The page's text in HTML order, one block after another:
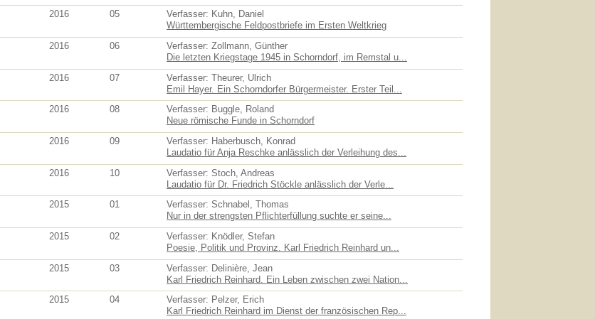
2016 05
Verfasser: Kuhn, Daniel
Württembergische Feldpostbriefe im Ersten Weltkrieg
2016 06
Verfasser: Zollmann, Günther
Die letzten Kriegstage 1945 in Schorndorf, im Remstal u...
2016 07
Verfasser: Theurer, Ulrich
Emil Hayer. Ein Schorndorfer Bürgermeister. Erster Teil...
2016 08
Verfasser: Buggle, Roland
Neue römische Funde in Schorndorf
2016 09
Verfasser: Haberbusch, Konrad
Laudatio für Anja Reschke anlässlich der Verleihung des...
2016 10
Verfasser: Stoch, Andreas
Laudatio für Dr. Friedrich Stöckle anlässlich der Verle...
2015 01
Verfasser: Schnabel, Thomas
Nur in der strengsten Pflichterfüllung suchte er seine...
2015 02
Verfasser: Knödler, Stefan
Poesie, Politik und Provinz. Karl Friedrich Reinhard un...
2015 03
Verfasser: Delinière, Jean
Karl Friedrich Reinhard. Ein Leben zwischen zwei Nation...
2015 04
Verfasser: Pelzer, Erich
Karl Friedrich Reinhard im Dienst der französischen Rep...